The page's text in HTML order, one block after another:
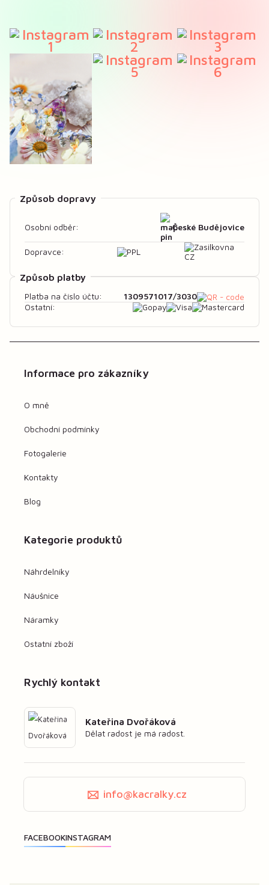
Způsob dopravy
Osobní odběr: České Budějovice
Dopravce:
Způsob platby
Platba na číslo účtu: 1309571017/3030
Ostatní:
Informace pro zákazníky
O mně
Obchodní podmínky
Fotogalerie
Kontakty
Blog
Kategorie produktů
Náhrdelníky
Náušnice
Náramky
Ostatní zboží
Rychlý kontakt
Kateřina Dvořáková
Dělat radost je má radost.
info@kacralky.cz